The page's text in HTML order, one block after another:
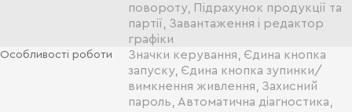
повороту, Підрахунок продукції та
партії, Завантаження і редактор
графіки
Особливості роботи
Значки керування, Єдина кнопка
запуску, Єдина кнопка зупинки/
вимкнення живлення, Захисний
пароль, Автоматична діагностика,